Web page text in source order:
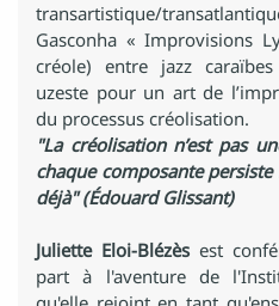
transartistique/
Gasconha « Improvisions
créole) entre jazz
uzeste pour un art de
du processus créolisation.
"La créolisation n’est pas
chaque composante persiste
déjà" (Édouard Glissant)
Juliette Eloi-Blézès est
part à l'aventure de